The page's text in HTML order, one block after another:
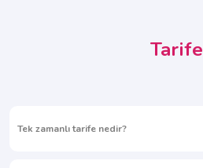
Tarife
Tek zamanlı tarife nedir?